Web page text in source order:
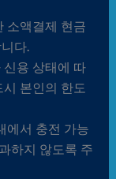
소액결제 현금
다.
용 상태에 따
본인의 한도
에서 충전 가능
하지 않도록 주